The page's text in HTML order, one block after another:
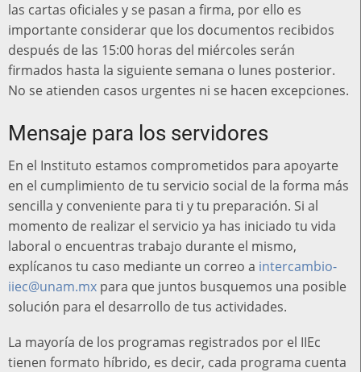
las cartas oficiales y se pasan a firma, por ello es
importante considerar que los documentos recibidos
después de las 15:00 horas del miércoles serán
firmados hasta la siguiente semana o lunes posterior.
No se atienden casos urgentes ni se hacen excepciones.
Mensaje para los servidores
En el Instituto estamos comprometidos para apoyarte
en el cumplimiento de tu servicio social de la forma más
sencilla y conveniente para ti y tu preparación. Si al
momento de realizar el servicio ya has iniciado tu vida
laboral o encuentras trabajo durante el mismo,
explícanos tu caso mediante un correo a intercambio-
iiec@unam.mx para que juntos busquemos una posible
solución para el desarrollo de tus actividades.
La mayoría de los programas registrados por el IIEc
tienen formato híbrido, es decir, cada programa cuenta